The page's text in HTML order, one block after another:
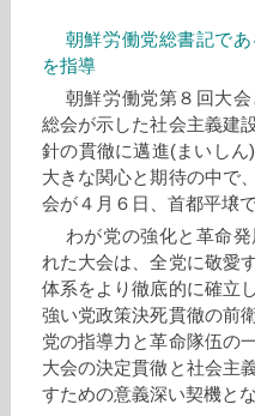
朝鮮労働党総書記で
を指導
朝鮮労働党第８回大
総会が示した社会主義建
針の貫徹に邁進(まいし
大きな関心と期待の中で
会が４月６日、首都平壌
わが党の強化と革命
れた大会は、全党に敬愛
体系をより徹底的に確立
強い党政策決死貫徹の前
党の指導力と革命隊伍の
大会の決定貫徹と社会主
すための意義深い契機とな